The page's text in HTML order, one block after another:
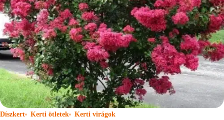
Díszkert Kerti ötletek Kerti virágok